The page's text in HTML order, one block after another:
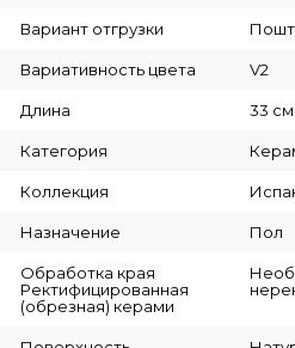
Вариант отгрузки
Вариативность цвета V2
Длина 33 см
Категория
Коллекция
Назначение Пол
Обработка края
Ректифицированная
(обрезная) керами